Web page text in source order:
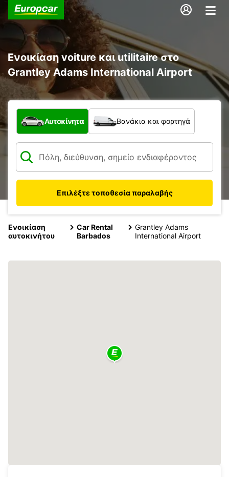
Ενοικίαση voiture και utilitaire στο
Grantley Adams International Airport
Τι τύπος οχήματος;
Αυτοκίνητα Βανάκια και φορτηγά
Επιλέξτε τοποθεσία παραλαβής
Ενοικίαση
αυτοκινήτου
Car Rental
Barbados
Grantley Adams
International Airport